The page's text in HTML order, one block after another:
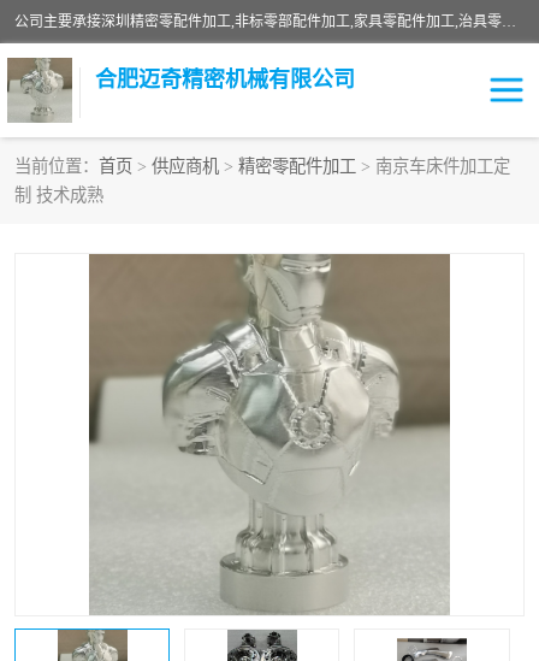
公司主要承接深圳精密零配件加工,非标零部配件加工,家具零配件加工,治具零配件加工,安徽精密零配件加工等各种各种精密机械加工，欢迎来来电咨询！
合肥迈奇精密机械有限公司
当前位置： 首页 > 供应商机 > 精密零配件加工 > 南京车床件加工定
制 技术成熟
铣床加工
绝缘材料加工
数控精密机加工
零部件机加工 机床零件加工
CNC加工 数控机床加工